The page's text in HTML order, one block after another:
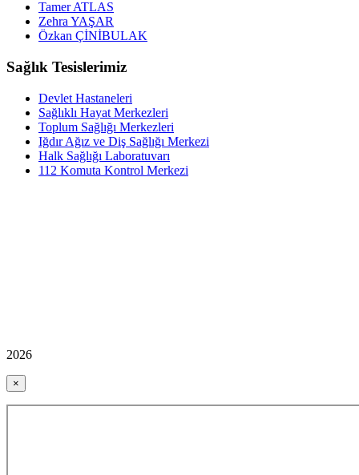
Tamer ATLAS
Zehra YAŞAR
Özkan ÇİNİBULAK
Sağlık Tesislerimiz
Devlet Hastaneleri
Sağlıklı Hayat Merkezleri
Toplum Sağlığı Merkezleri
Iğdır Ağız ve Diş Sağlığı Merkezi
Halk Sağlığı Laboratuvarı
112 Komuta Kontrol Merkezi
2026
×